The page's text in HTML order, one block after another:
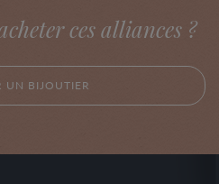
ces alliances ?
UN BIJOUTIER